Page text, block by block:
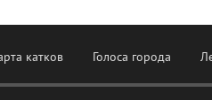
катков Голоса города